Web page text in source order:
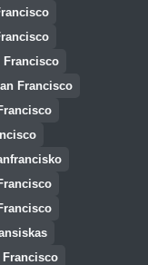
Francisco
Francisco
Francisco